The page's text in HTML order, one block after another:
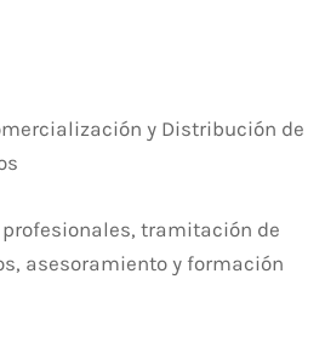
y Distribución de
tramitación de
asesoramiento y formación